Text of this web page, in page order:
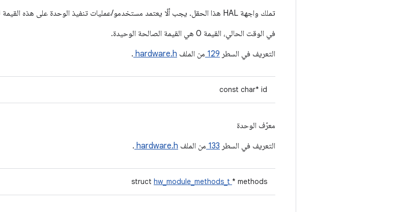
تملك واجهة HAL هذا الحقل. يجب ألّا يعتمد مستخدمو/عمليات تنفيذ الوحدة على هذه القيمة للحصول على معلومات عن الإصدار.
في الوقت الحالي، القيمة 0 هي القيمة الصالحة الوحيدة.
التعريف في السطر 129 من الملف hardware.h
.
const char* id
معرّف الوحدة
التعريف في السطر 133 من الملف hardware.h
.
struct hw_module_methods_t * methods